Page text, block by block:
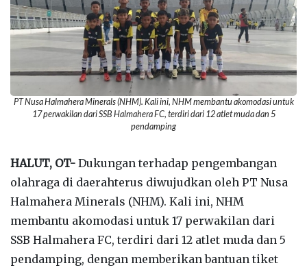
PT Nusa Halmahera Minerals (NHM). Kali ini, NHM membantu akomodasi untuk
17 perwakilan dari SSB Halmahera FC, terdiri dari 12 atlet muda dan 5
pendamping
HALUT, OT- Dukungan terhadap pengembangan
olahraga di daerahterus diwujudkan oleh PT Nusa
Halmahera Minerals (NHM). Kali ini, NHM
membantu akomodasi untuk 17 perwakilan dari
SSB Halmahera FC, terdiri dari 12 atlet muda dan 5
pendamping, dengan memberikan bantuan tiket